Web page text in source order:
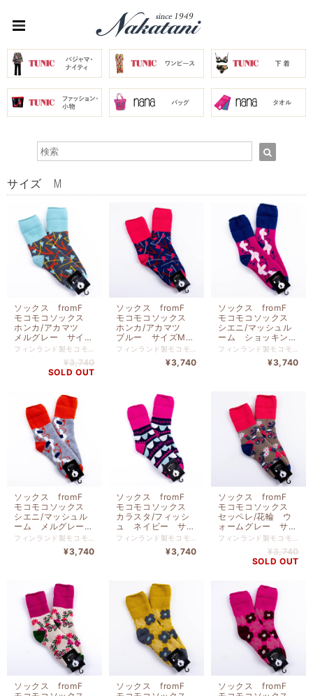
サイズ M
ソックス fromF
モコモコソックス
ホンカ/アカマツ
メルグレー サイズ
M ３６-３８ （２
TV103MMGY¥3,740
SOLD OUT
ソックス fromF
モコモコソックス
ホンカ/アカマツ
ブルー サイズM
３６-３８ （２２．
¥3,740
ソックス fromF
モコモコソックス
シエニ/マッシュル
ーム ショッキング
ピンク サイズM
５ー２５ｃｍ）¥3,740
ソックス fromF
モコモコソックス
シエニ/マッシュル
ーム メルグレー
サイズM ３６-３
¥3,740
ソックス fromF
モコモコソックス
カラスタ/フィッシ
ュ ネイビー サイ
ズM ３６-３８
ｍ）TV101MNV¥3,740
ソックス fromF
モコモコソックス
セッペレ/花輪 ウ
ォームグレー サイ
ズM ３６-３８
ｍ）TV100MWGY
¥3,740
SOLD OUT
ソックス fromF
ソックス fromF
ソックス fromF